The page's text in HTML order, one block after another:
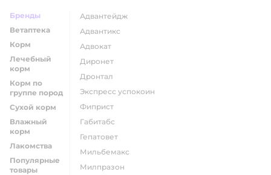
Бренды
Ветаптека
Корм
Лечебный
корм
Корм по
группе пород
Сухой корм
Влажный
корм
Лакомства
Популярные
товары
адвантейдж
адвантикс
адвокат
диронет
дронтал
экспресс успокоин
фиприст
габитабс
гепатовет
мильбемакс
милпразон